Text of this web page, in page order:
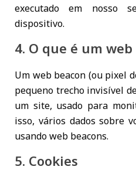
executado em nosso
dispositivo.
4. O que é um web
Um web beacon (ou pixel
pequeno trecho invisível
um site, usado para
isso, vários dados sobre
usando web beacons.
5. Cookies